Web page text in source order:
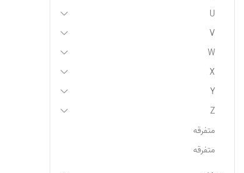
U
V
W
X
Y
Z
متفرقه
متفرقه